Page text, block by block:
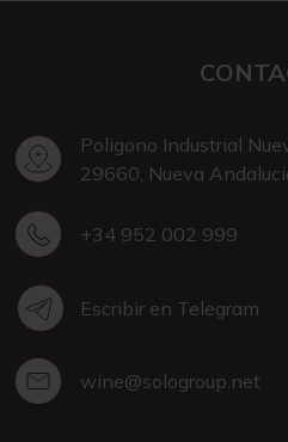
Poligono Industrial
29660, Nueva
+34 952 002 999
Escribir en Telegram
wine@sologroup.net